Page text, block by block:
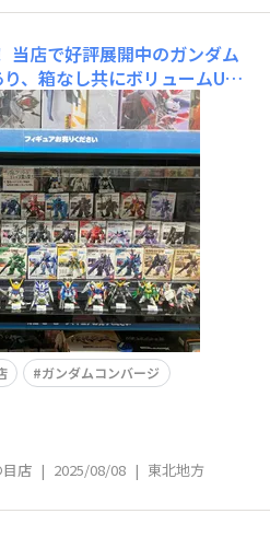
当店で好評展開中のガンダム
、箱なし共にボリュームUP
ております♥箱ありは全て未
ンダムシリーズ取り揃えてお
当店へご来店ください😊
ガンダムコンバージ
店 | 2025/08/08 | 東北地方